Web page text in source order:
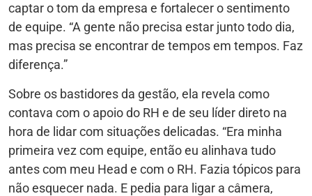
captar o tom da empresa e fortalecer o sentimento
de equipe. “A gente não precisa estar junto todo dia,
mas precisa se encontrar de tempos em tempos. Faz
diferença.”
Sobre os bastidores da gestão, ela revela como
contava com o apoio do RH e de seu líder direto na
hora de lidar com situações delicadas. “Era minha
primeira vez com equipe, então eu alinhava tudo
antes com meu Head e com o RH. Fazia tópicos para
não esquecer nada. E pedia para ligar a câmera,